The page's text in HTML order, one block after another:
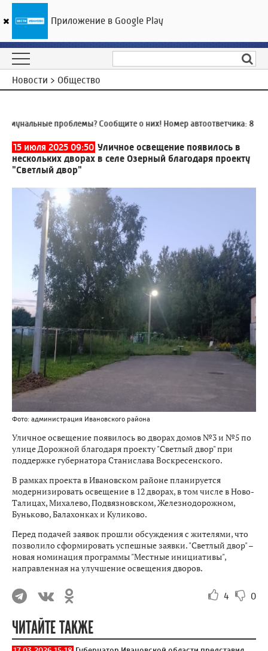
ГТРК «Ивтелерадио»
Новости > Общество
проблемы? Сообщите о них! Номер автоответчика:8
15 июля 2025 09:50 Уличное освещение появилось в
нескольких дворах в селе Озерный благодаря проекту
"Светлый двор"
Фото: администрация Ивановского района
Уличное освещение появилось во дворах домов №3 и №5 по
улице Дорожной благодаря проекту "Светлый двор" при
поддержке губернатора Станислава Воскресенского.
В рамках проекта в Ивановском районе планируется
модернизировать освещение в 12 дворах, в том числе в Ново-
Талицах, Михалево, Подвязновском, Железнодорожном,
Буньково, Балахонках и Куликово.
Перед подачей заявок прошли обсуждения с жителями, что
позволило сформировать успешные заявки. "Светлый двор" –
новая номинация программы "Местные инициативы",
направленная на улучшение освещения дворов.
4 0
ЧИТАЙТЕ ТАКЖЕ
Приложение в Google Play